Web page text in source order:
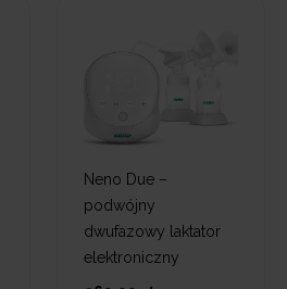
Neno Due –
podwójny
dwufazowy laktator
elektroniczny